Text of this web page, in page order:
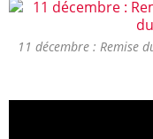
11 décembre : Remise